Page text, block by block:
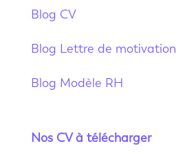
Blog CV
Blog Lettre de motivation
Blog Modèle RH
Nos CV à télécharger